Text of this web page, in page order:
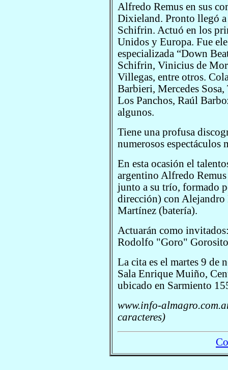
Alfredo Remus en sus
Dixieland. Pronto llegó
Schifrin. Actuó en los
Unidos y Europa. Fue
especializada “Down
Schifrin, Vinicius de
Villegas, entre otros.
Barbieri, Mercedes
Los Panchos, Raúl
algunos.
Tiene una profusa
numerosos espectáculos
En esta ocasión el
argentino Alfredo
junto a su trío, formado
dirección) con
Martínez (batería).
Actuarán como
Rodolfo "Goro"
La cita es el martes 9 de
Sala Enrique Muiño,
ubicado en Sarmiento
www.info-
caracteres)